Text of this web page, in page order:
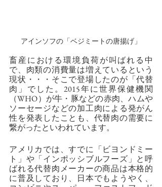
アインソフの「ベジミートの唐揚げ」
畜産における環境負荷が叫ばれる中
で、肉類の消費量は増えているという
現状・・・そこで登場したのが「代替
肉」でした。2015年に世界保健機関
（WHO）が牛・豚などの赤肉、ハムや
ソーセージなどの加工肉による発がん
性を発表したことも、代替肉の需要に
繋がったといわれています。
アメリカでは、すでに「ビヨンドミー
ト」や「インポッシブルフーズ」と呼
ばれる代替肉メーカーの商品は本格的
に普及しており、日本でもようやく、